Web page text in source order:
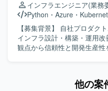
だきます。 Azureを中心とし
構築、運用を行っていただき
Code）の推進を行っていた
動化ツールの開発を行って
インの構築、運用を行って
/ SLO の導入、運用による
インフラエンジニア(業務
Python ・ Azure ・
【募集背景】 自社プロダク
インフラ設計・構築・運用
観点から信頼性と開発生産
満たしながら、開発チーム
他の案